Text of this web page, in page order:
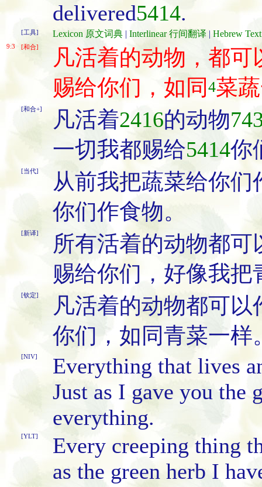
delivered5414.
[工具] Lexicon 原文词典 | Interlinear 行间翻译 | Hebrew
9:3 [和合]
凡活着的动物，都可
赐给你们，如同 4菜
[和合+] 凡活着2416的动物
一切我都赐给5414你
[当代]
从前我把蔬菜给你
你们作食物。
[新译]
所有活着的动物都
赐给你们，好像我
[钦定]
凡活着的动物都可
你们，如同青菜一样
[NIV]
Everything that lives
Just as I gave you the
everything.
[YLT]
Every creeping thing
as the green herb I